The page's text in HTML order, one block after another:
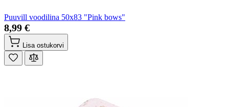
Puuvill voodilina 50x83 "Pink bows"
8,99 €
Lisa ostukorvi